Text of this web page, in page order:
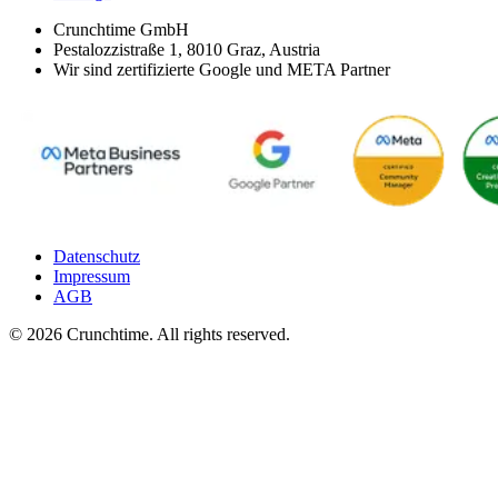
Crunchtime GmbH
Pestalozzistraße 1, 8010 Graz, Austria
Wir sind zertifizierte Google und META Partner
Datenschutz
Impressum
AGB
© 2026 Crunchtime. All rights reserved.